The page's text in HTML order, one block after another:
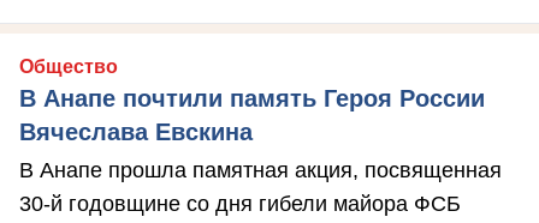
Общество
В Анапе почтили память Героя России
Вячеслава Евскина
В Анапе прошла памятная акция, посвященная
30-й годовщине со дня гибели майора ФСБ